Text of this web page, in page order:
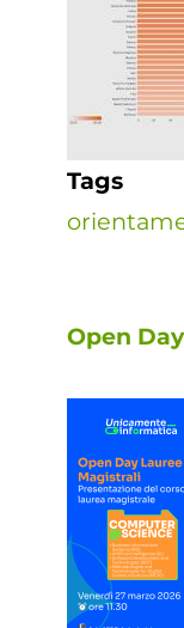
Tags
Open